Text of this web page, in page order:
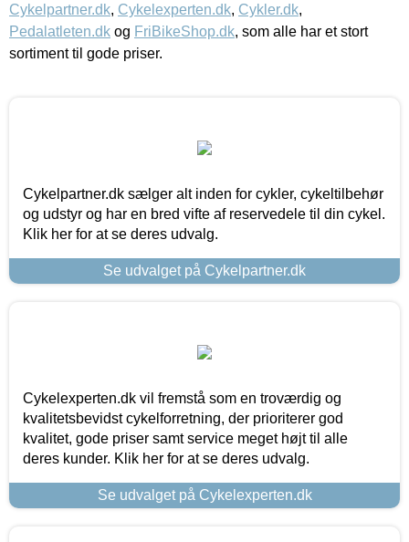
Cykelpartner.dk, Cykelexperten.dk, Cykler.dk,
Pedalatleten.dk og FriBikeShop.dk, som alle har et stort
sortiment til gode priser.
Cykelpartner.dk sælger alt inden for cykler, cykeltilbehør
og udstyr og har en bred vifte af reservedele til din cykel.
Klik her for at se deres udvalg.
Se udvalget på Cykelpartner.dk
Cykelexperten.dk vil fremstå som en troværdig og
kvalitetsbevidst cykelforretning, der prioriterer god
kvalitet, gode priser samt service meget højt til alle
deres kunder. Klik her for at se deres udvalg.
Se udvalget på Cykelexperten.dk